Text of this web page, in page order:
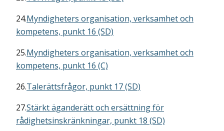
24.Myndigheters organisation, verksamhet och
kompetens, punkt 16 (SD)
25.Myndigheters organisation, verksamhet och
kompetens, punkt 16 (C)
26.Talerättsfrågor, punkt 17 (SD)
27.Stärkt äganderätt och ersättning för
rådighetsinskränkningar, punkt 18 (SD)